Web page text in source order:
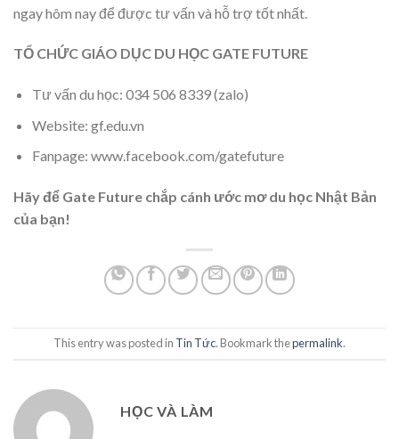
ngay hôm nay để được tư vấn và hỗ trợ tốt nhất.
TỔ CHỨC GIÁO DỤC DU HỌC GATE FUTURE
Tư vấn du học: 034 506 8339 (zalo)
Website: gf.edu.vn
Fanpage: www.facebook.com/gatefuture
Hãy để Gate Future chắp cánh ước mơ du học Nhật Bản
của bạn!
This entry was posted in Tin Tức. Bookmark thepermalink.
HỌC VÀ LÀM